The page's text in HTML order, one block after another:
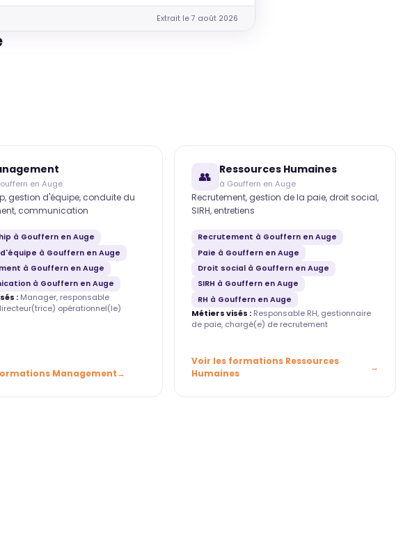
Extrait le 7 août 2026
en Auge
gestion d'équipe, conduite du
communication
à Gouffern en Auge
à Gouffern en Auge
à Gouffern en Auge
à Gouffern en Auge
: Manager, responsable
opérationnel(le)
Management
👥 Ressources Humaines
à Gouffern en Auge
Recrutement, gestion de la paie, droit social,
SIRH, entretiens
Recrutement à Gouffern en Auge
Paie à Gouffern en Auge
Droit social à Gouffern en Auge
SIRH à Gouffern en Auge
RH à Gouffern en Auge
Métiers visés : Responsable RH, gestionnaire
de paie, chargé(e) de recrutement
Voir les formations Ressources
Humaines